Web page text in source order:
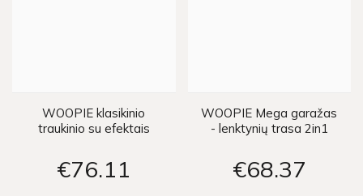
WOOPIE klasikinio
traukinio su efektais
€76 11
WOOPIE Mega garažas
- lenktynių trasa 2in1
€68 37